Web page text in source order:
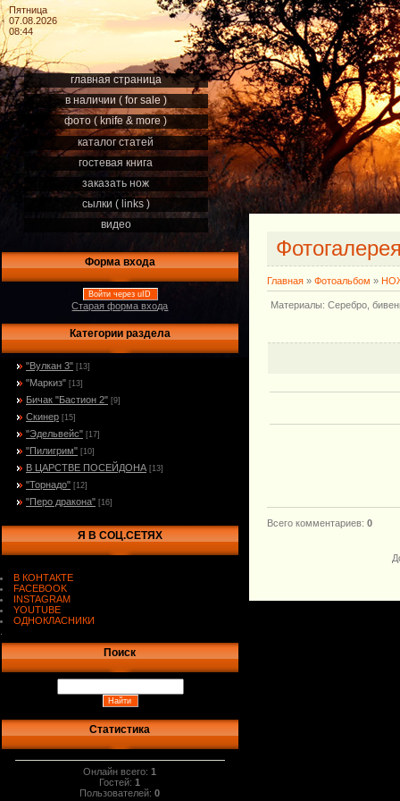
Пятница
07.08.2026
08:44
главная страница
в наличии ( for sale )
фото ( knife & more )
каталог статей
гостевая книга
заказать нож
сылки ( links )
видео
Форма входа
Войти через uID
Старая форма входа
Категории раздела
"Вулкан 3" [13]
"Маркиз" [13]
Бичак "Бастион 2" [9]
Скинер [15]
"Эдельвейс" [17]
"Пилигрим" [10]
В ЦАРСТВЕ ПОСЕЙДОНА [13]
"Торнадо" [12]
"Перо дракона" [16]
Я В СОЦ.СЕТЯХ
В КОНТАКТЕ
FACEBOOK
INSTAGRAM
YOUTUBE
ОДНОКЛАСНИКИ
Поиск
Статистика
Онлайн всего:1
Гостей:1
Пользователей:0
Главная » Фотоальбом »
Материалы: Серебро,
Всего комментариев: 0